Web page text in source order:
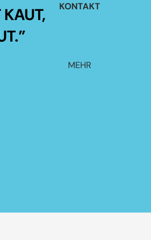
KONTAKT
MEHR